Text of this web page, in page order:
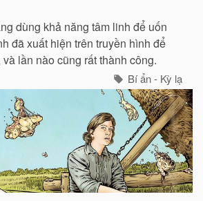
dùng khả năng tâm linh để uốn
đã xuất hiện trên truyền hình để
lần nào cũng rất thành công.
Bí ẩn - Kỳ lạ